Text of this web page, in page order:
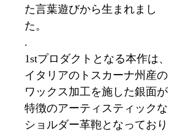
た言葉遊びから生まれまし
た。
.
1stプロダクトとなる本作は、
イタリアのトスカーナ州産の
ワックス加工を施した銀面が
特徴のアーティスティックな
ショルダー革鞄となっており